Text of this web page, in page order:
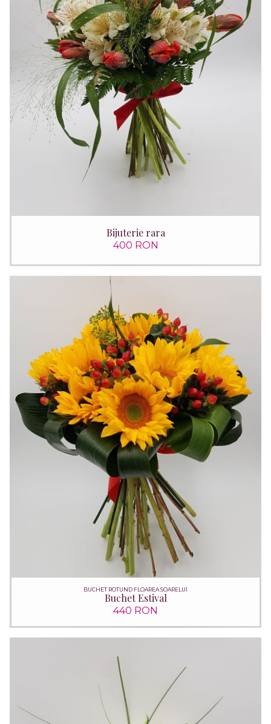
Bijuterie rara
400 RON
BUCHET ROTUND FLOAREA SOARELUI
Buchet Estival
440 RON